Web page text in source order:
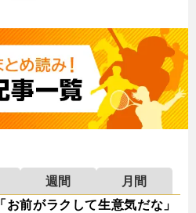
週間
月間
「お前がラクして生意気だな」